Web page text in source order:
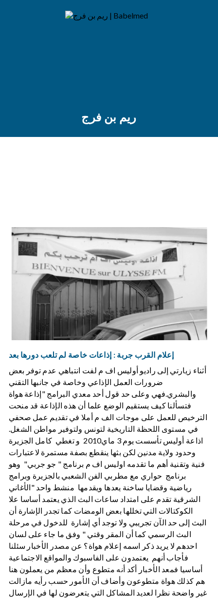
ريم بن فرج
إعلام القرب جربة : إذاعات خاصة لم تلعب دورها بعد
أثناء زيارتي إلى راديو أوليس اف م لفت انتباهي عدم توفر بعض
ضرورات العمل الإذاعي وخاصة في جانبها التقني
والبشري.فهي وعلى حد قول أحد معدي البرامج "إذاعة هواة
فتسألنا كيف يستقيم الوضع علما أن هذه الإذاعة قد منحت
الترخيص للعمل على موجات الف م أملا في تقديم عمل صحفي
في مستوى اللحظة التاريخية لتونس ولتوفير مواطن الشغل.
اذاعة أوليس تأسست يوم 3 ماي2010 و تغطي كامل الجزيرة
وحدود ولاية مدنين لكن بثها ينقطع بصفة مستمرة لاعتبارات
فنية وتقنية أهم ما تقدمه اوليس اف م برنامج " جو جربي" وهو
برنامج حواري مع مطربي الفن الشعبي بالجزيرة وبرامج
رياضية وقضايا ساخنة يعدها ويقدمها منشط واحد "الأغاني
الشرقية تقدم على امتداد ساعات البث الذي يعتمد أساسا علا
الكوكتالات التي تخللها بعض الومضات كما تجدر الإشارة أن
البث إلى حد الآن تجريبي ولا توجد أي إشارة للدخول في مرحلة
البث الرسمي كما أن المقر وقتي " وفق ما جاء على لسان
احدهم لا يريد ذكر اسمه إعلام هواة؟ عن مصدر الأخبار سئلنا
فأجاب أنهم يعتمدون على الفاسبوك والمواقع الاجتماعية
أساسيا فمعد الأخبار أكد أنه متطوع وأن معظم من يعملون هنا
هم كذلك هواة متطوعون وأضاف أن الأمور حسب رأيه مازالت
غير واضحة نظرا لعديد المشاكل التي يتعرضون لها في الإرسال